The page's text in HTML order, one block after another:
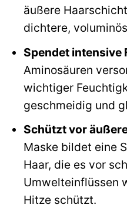
äußere
dichtere,
Spendet intensive
Aminosäuren
wichtiger
geschmeidig und
Schützt vor
Maske bildet eine
Haar, die es vor
Umwelteinflüssen
Hitze schützt.